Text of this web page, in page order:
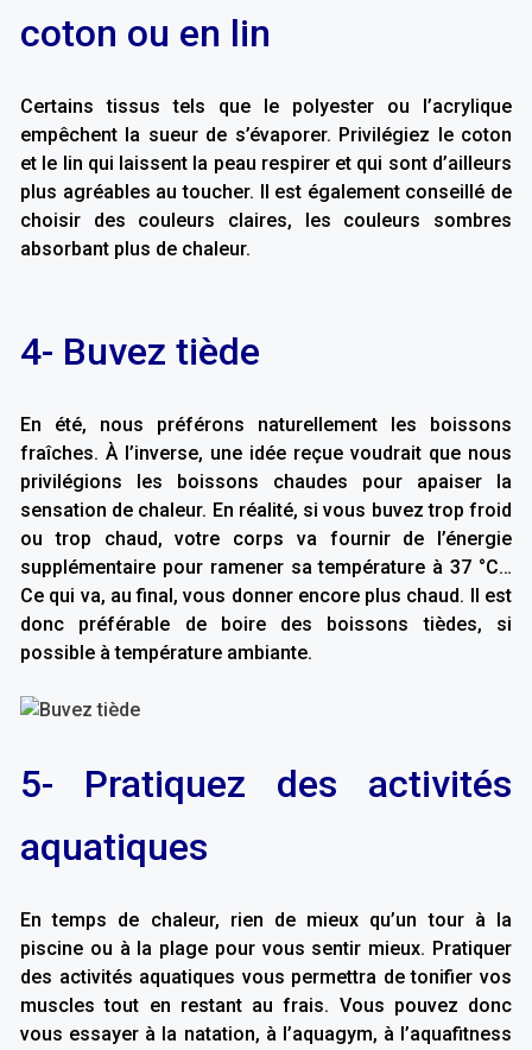
coton ou en lin
Certains tissus tels que le polyester ou l’acrylique
empêchent la sueur de s’évaporer. Privilégiez le coton
et le lin qui laissent la peau respirer et qui sont d’ailleurs
plus agréables au toucher. Il est également conseillé de
choisir des couleurs claires, les couleurs sombres
absorbant plus de chaleur.
4- Buvez tiède
En été, nous préférons naturellement les boissons
fraîches. À l’inverse, une idée reçue voudrait que nous
privilégions les boissons chaudes pour apaiser la
sensation de chaleur. En réalité, si vous buvez trop froid
ou trop chaud, votre corps va fournir de l’énergie
supplémentaire pour ramener sa température à 37 °C…
Ce qui va, au final, vous donner encore plus chaud. Il est
donc préférable de boire des boissons tièdes, si
possible à température ambiante.
5- Pratiquez des activités
aquatiques
En temps de chaleur, rien de mieux qu’un tour à la
piscine ou à la plage pour vous sentir mieux. Pratiquer
des activités aquatiques vous permettra de tonifier vos
muscles tout en restant au frais. Vous pouvez donc
vous essayer à la natation, à l’aquagym, à l’aquafitness